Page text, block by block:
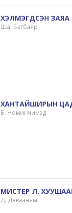
ХЭЛМЭГДСЭН ЗАЯА
Ша. Батбаяр
ХАНТАЙШИРЫН
Б. Номинчимэд
МИСТЕР Л.
Д. Давааням